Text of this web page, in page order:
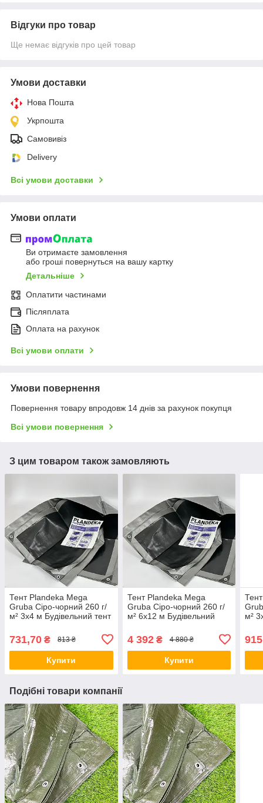
Відгуки про товар
Ще немає відгуків про цей товар
Умови доставки
Нова Пошта
Укрпошта
Самовивіз
Delivery
Всі умови доставки
Умови оплати
Ви отримаєте замовлення
або гроші повернуться на вашу картку
Детальніше
Оплатити частинами
Післяплата
Оплата на рахунок
Всі умови оплати
Умови повернення
Повернення товару впродовж 14 днів за рахунок покупця
Всі умови повернення
З цим товаром також замовляють
Тент Plandeka Mega
Gruba Сіро-чорний 260 г/
м² 3х4 м Будівельний тент
захисту сонця
731,70 ₴ 813 ₴
Купити
Тент Plandeka Mega
Gruba Сіро-чорний 260 г/
м² 6х12 м Будівельний
Садовий тент для пікніка
4 392₴ 4 880 ₴
Купити
м²
для
Подібні товари компанії